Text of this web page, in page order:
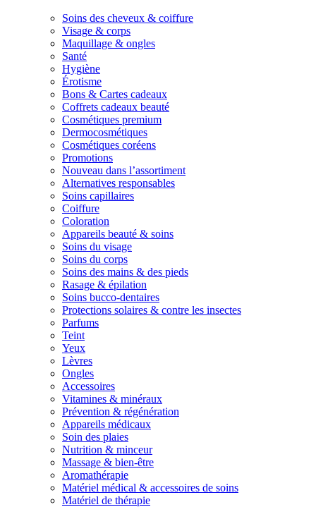
Soins des cheveux & coiffure
Visage & corps
Maquillage & ongles
Santé
Hygiène
Érotisme
Bons & Cartes cadeaux
Coffrets cadeaux beauté
Cosmétiques premium
Dermocosmétiques
Cosmétiques coréens
Promotions
Nouveau dans l’assortiment
Alternatives responsables
Soins capillaires
Coiffure
Coloration
Appareils beauté & soins
Soins du visage
Soins du corps
Soins des mains & des pieds
Rasage & épilation
Soins bucco-dentaires
Protections solaires & contre les insectes
Parfums
Teint
Yeux
Lèvres
Ongles
Accessoires
Vitamines & minéraux
Prévention & régénération
Appareils médicaux
Soin des plaies
Nutrition & minceur
Massage & bien-être
Aromathérapie
Matériel médical & accessoires de soins
Matériel de thérapie